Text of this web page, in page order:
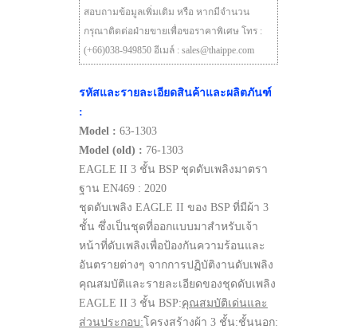
สอบถามข้อมูลเพิ่มเติม หรือ หากมีจำนวน
กรุณาติดต่อฝ่ายขายเพื่อขอราคาพิเศษ โทร :
(+66)038-949850 อีเมล์ : sales@thaippe.com
รหัสและรายละเอียดสินค้าและผลิตภันฑ์
:
Model : 63-1303
Model (old) : 76-1303
EAGLE II 3 ชั้น BSP ชุดดับเพลิงมาตรา
ฐาน EN469 : 2020
ชุดดับเพลิง EAGLE II ของ BSP ที่มีผ้า 3
ชั้น ซึ่งเป็นชุดที่ออกแบบมาสำหรับเจ้า
หน้าที่ดับเพลิงเพื่อป้องกันความร้อนและ
อันตรายต่างๆ จากการปฏิบัติงานดับเพลิง
คุณสมบัติและรายละเอียดของชุดดับเพลิง
EAGLE II 3 ชั้น BSP:คุณสมบัติเด่นและ
ส่วนประกอบ: โครงสร้างผ้า 3 ชั้น:ชั้นนอก: